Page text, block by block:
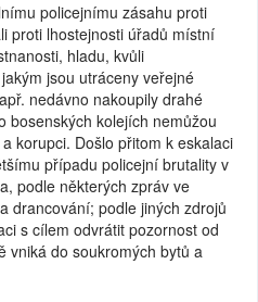
policejnímu zásahu proti
proti lhostejnosti úřadů místní
hladu, kvůli
jsou utráceny veřejné
nedávno nakoupily drahé
bosenských kolejích nemůžou
korupci. Došlo přitom k eskalaci
případu policejní brutality v
podle některých zpráv ve
drancování; podle jiných zdrojů
s cílem odvrátit pozornost od
vniká do soukromých bytů a